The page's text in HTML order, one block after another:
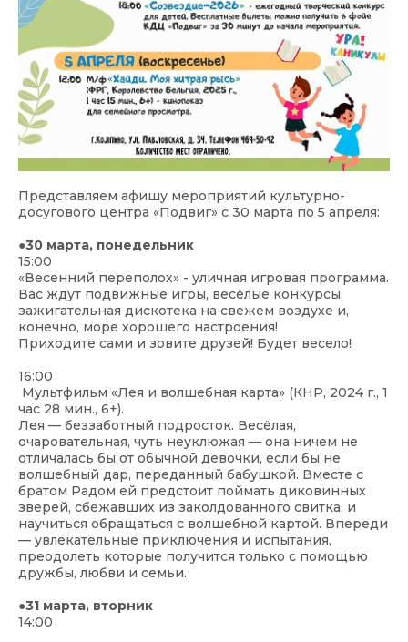
Представляем афишу мероприятий культурно-
досугового центра «Подвиг» с 30 марта по 5 апреля:
●30 марта, понедельник
15:00
«Весенний переполох» - уличная игровая программа.
Вас ждут подвижные игры, весёлые конкурсы,
зажигательная дискотека на свежем воздухе и,
конечно, море хорошего настроения!
Приходите сами и зовите друзей! Будет весело!
16:00
Мультфильм «Лея и волшебная карта» (КНР, 2024 г., 1
час 28 мин., 6+).
Лея — беззаботный подросток. Весёлая,
очаровательная, чуть неуклюжая — она ничем не
отличалась бы от обычной девочки, если бы не
волшебный дар, переданный бабушкой. Вместе с
братом Радом ей предстоит поймать диковинных
зверей, сбежавших из заколдованного свитка, и
научиться обращаться с волшебной картой. Впереди
— увлекательные приключения и испытания,
преодолеть которые получится только с помощью
дружбы, любви и семьи.
●31 марта, вторник
14:00